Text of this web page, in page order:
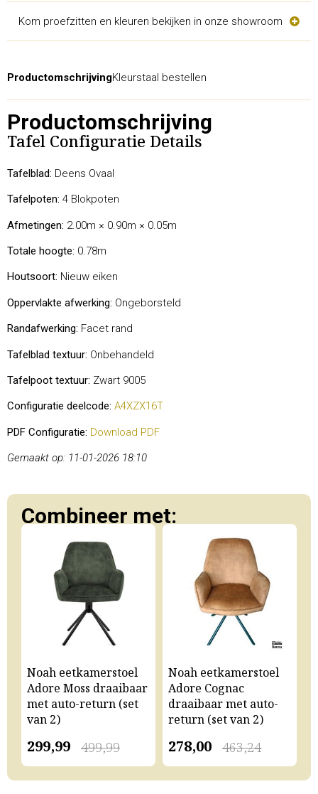
Kom proefzitten en kleuren bekijken in onze showroom
ProductomschrijvingKleurstaal bestellen
Productomschrijving
Tafel Configuratie Details
Tafelblad: Deens Ovaal
Tafelpoten: 4 Blokpoten
Afmetingen: 2.00m × 0.90m × 0.05m
Totale hoogte: 0.78m
Houtsoort: Nieuw eiken
Oppervlakte afwerking: Ongeborsteld
Randafwerking: Facet rand
Tafelblad textuur: Onbehandeld
Tafelpoot textuur: Zwart 9005
Configuratie deelcode: A4XZX16T
PDF Configuratie: Download PDF
Gemaakt op: 11-01-2026 18:10
Combineer met:
Noah eetkamerstoel
Adore Moss draaibaar
met auto-return (set
van 2)
499,99
299,99
Noah eetkamerstoel
Adore Cognac
draaibaar met auto-
return (set van 2)
463,24
278,00